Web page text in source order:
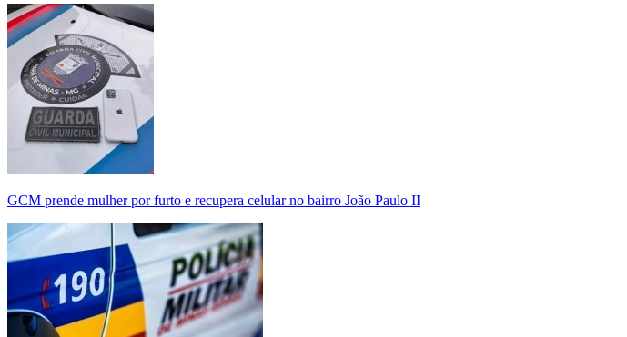
GCM prende mulher por furto e recupera celular no bairro João Paulo II